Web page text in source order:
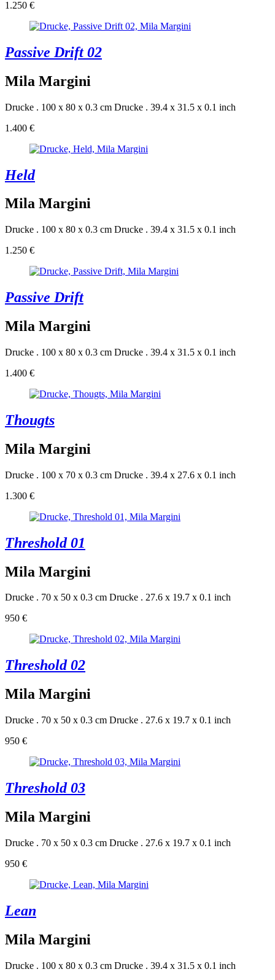
1.250 €
Passive Drift 02
Mila Margini
Drucke . 100 x 80 x 0.3 cm Drucke . 39.4 x 31.5 x 0.1 inch
1.400 €
Held
Mila Margini
Drucke . 100 x 80 x 0.3 cm Drucke . 39.4 x 31.5 x 0.1 inch
1.250 €
Passive Drift
Mila Margini
Drucke . 100 x 80 x 0.3 cm Drucke . 39.4 x 31.5 x 0.1 inch
1.400 €
Thougts
Mila Margini
Drucke . 100 x 70 x 0.3 cm Drucke . 39.4 x 27.6 x 0.1 inch
1.300 €
Threshold 01
Mila Margini
Drucke . 70 x 50 x 0.3 cm Drucke . 27.6 x 19.7 x 0.1 inch
950 €
Threshold 02
Mila Margini
Drucke . 70 x 50 x 0.3 cm Drucke . 27.6 x 19.7 x 0.1 inch
950 €
Threshold 03
Mila Margini
Drucke . 70 x 50 x 0.3 cm Drucke . 27.6 x 19.7 x 0.1 inch
950 €
Lean
Mila Margini
Drucke . 100 x 80 x 0.3 cm Drucke . 39.4 x 31.5 x 0.1 inch